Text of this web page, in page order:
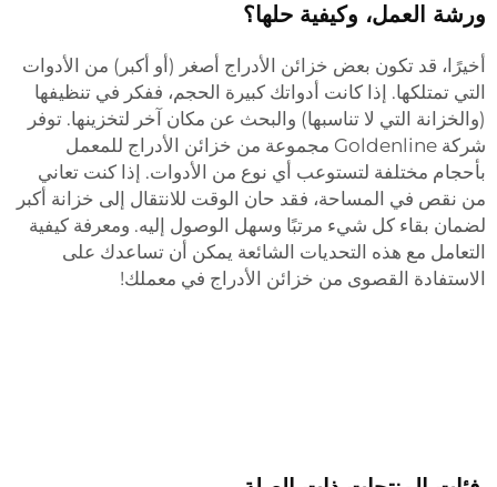
ورشة العمل، وكيفية حلها؟
أخيرًا، قد تكون بعض خزائن الأدراج أصغر (أو أكبر) من الأدوات
التي تمتلكها. إذا كانت أدواتك كبيرة الحجم، ففكر في تنظيفها
(والخزانة التي لا تناسبها) والبحث عن مكان آخر لتخزينها. توفر
شركة Goldenline مجموعة من خزائن الأدراج للمعمل
بأحجام مختلفة لتستوعب أي نوع من الأدوات. إذا كنت تعاني
من نقص في المساحة، فقد حان الوقت للانتقال إلى خزانة أكبر
لضمان بقاء كل شيء مرتبًا وسهل الوصول إليه. ومعرفة كيفية
التعامل مع هذه التحديات الشائعة يمكن أن تساعدك على
الاستفادة القصوى من خزائن الأدراج في معملك!